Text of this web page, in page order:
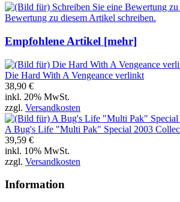
Bewertung zu diesem Artikel schreiben.
Empfohlene Artikel [mehr]
Die Hard With A Vengeance verlinkt
38,90 €
inkl. 20% MwSt.
zzgl. Versandkosten
A Bug's Life "Multi Pak" Special 2003
39,59 €
inkl. 10% MwSt.
zzgl. Versandkosten
Information